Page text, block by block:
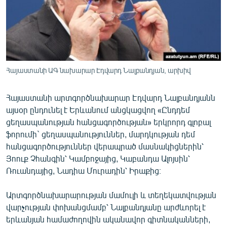
ՄԻՋԱԶԳԱՅԻՆ
ՄՇԱԿՈՒՅԹ
ՍՊՈՐՏ
ՄԵԿՆԱԲԱՆՈՒԹՅՈՒՆ
ԿՈՐՈՆԱՎԻՐՈՒՍ
ԱՐԽԻՎ
ՏԵՍԱՆՅՈՒԹԵՐ
ԲԱՆԱՎԵՃ
ՁԳՏԵԼՈՎ ԼԱՎԱԳՈՒՅՆԻՆ
ՓՈԴՔԱՍԹ
Հայերեն
Հայաստանի ԱԳ նախարար Էդվարդ Նալբանդյան, արխիվ
Հայաստանի արտգործնախարար Էդվարդ Նալբանդյանն
այսօր ընդունել է Երևանում անցկացվող «Ընդդեմ
ցեղասպանության հանցագործության» երկրորդ գլոբալ
ֆորումի` ցեղասպանություններ, մարդկության դեմ
հանցագործություններ վերապրած մասնակիցներին՝
Յոուք Չհանգին՝ Կամբոջայից, Կաբանդա Ալոյսին՝
Ռուանդայից, Նադիա Մուրադին՝ Իրաքից։
Արտգործնախարարության մամուլի և տեղեկատվության
վարչության փոխանցմամբ՝ Նալբանդյանը արժևորել է
երևանյան համաժողովին ականավոր գիտնականների,